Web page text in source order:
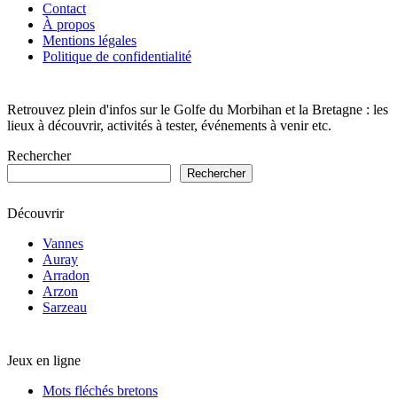
Channel
Contact
À propos
Mentions légales
Politique de confidentialité
Retrouvez plein d'infos sur le Golfe du Morbihan et la Bretagne : les
lieux à découvrir, activités à tester, événements à venir etc.
Rechercher
Rechercher
Découvrir
Vannes
Auray
Arradon
Arzon
Sarzeau
Jeux en ligne
Mots fléchés bretons